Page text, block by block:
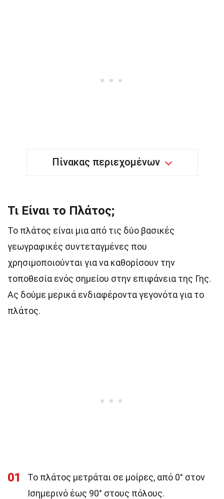
Πίνακας περιεχομένων
Τι Είναι το Πλάτος;
Το πλάτος είναι μια από τις δύο βασικές
γεωγραφικές συντεταγμένες που
χρησιμοποιούνται για να καθορίσουν την
τοποθεσία ενός σημείου στην επιφάνεια της Γης.
Ας δούμε μερικά ενδιαφέροντα γεγονότα για το
πλάτος.
01
Το πλάτος μετράται σε μοίρες, από 0° στον
Ισημερινό έως 90° στους πόλους.